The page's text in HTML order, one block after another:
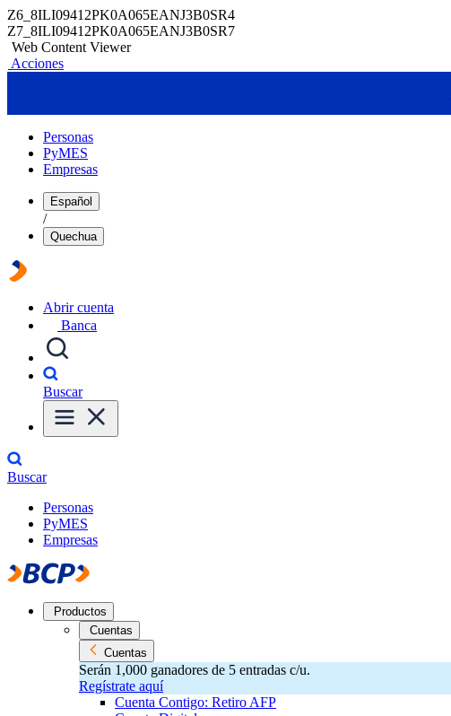
Z6_8ILI09412PK0A065EANJ3B0SR4
Z7_8ILI09412PK0A065EANJ3B0SR7
Web Content Viewer
Acciones
Personas
PyMES
Empresas
Español
/
Quechua
Abrir cuenta
Banca
Buscar
Buscar
Personas
PyMES
Empresas
Productos
Cuentas
Cuentas
Serán 1,000 ganadores de 5 entradas c/u.
Regístrate aquí
Cuenta Contigo: Retiro AFP